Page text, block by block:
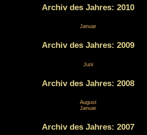
Archiv des Jahres: 2010
Januar
Archiv des Jahres: 2009
Juni
Archiv des Jahres: 2008
August
Januar
Archiv des Jahres: 2007